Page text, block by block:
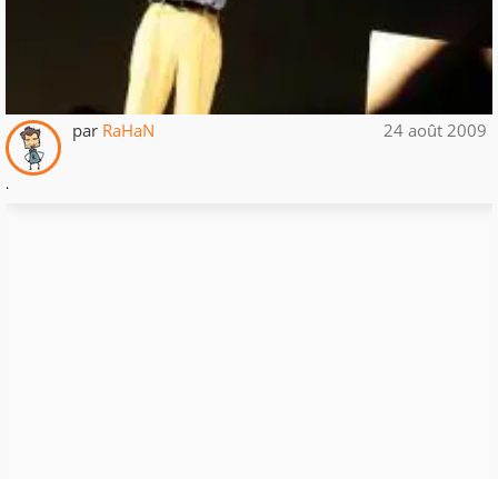
par RaHaN 24 août 2009
.